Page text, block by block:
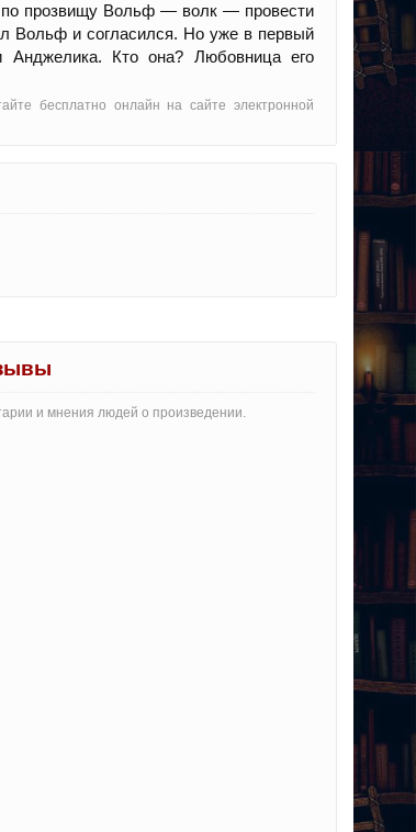
по прозвищу Вольф — волк — провести
Вольф и согласился. Но уже в первый
Кто она? Любовница его
бесплатно онлайн на сайте электронной
и мнения людей о произведении.